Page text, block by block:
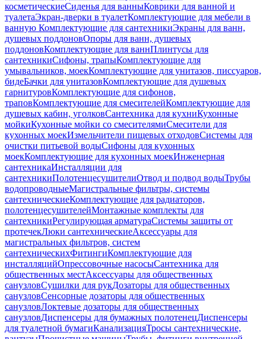
косметическиеСиденья для ванныКоврики для ванной и
туалетаЭкран-дверки в туалетКомплектующие для мебели в
ванную Комплектующие для сантехникиЭкраны для ванн,
душевых поддоновОпоры для ванн, душевых
поддоновКомплектующие для ваннПлинтусы для
сантехникиСифоны, трапыКомплектующие для
умывальников, моекКомплектующие для унитазов, писсуаров,
бидеБачки для унитазовКомплектующие для душевых
гарнитуровКомплектующие для сифонов,
траповКомплектующие для смесителейКомплектующие для
душевых кабин, уголковСантехника для кухниКухонные
мойкиКухонные мойки со смесителямиСмесители для
кухонных моекИзмельчители пищевых отходовСистемы для
очистки питьевой водыСифоны для кухонных
моекКомплектующие для кухонных моекИнженерная
сантехникаИнсталляции для
сантехникиПолотенцесушителиОтвод и подвод водыТрубы
водопроводныеМагистральные фильтры, системы
сантехническиеКомплектующие для радиаторов,
полотенцесушителейМонтажные комплекты для
сантехникиРегулирующая арматураСистемы защиты от
протечекЛюки сантехническиеАксессуары для
магистральных фильтров, систем
сантехническихФитингиКомплектующие для
инсталляцийОпрессовочные насосыСантехника для
общественных местАксессуары для общественных
санузловСушилки для рукДозаторы для общественных
санузловСенсорные дозаторы для общественных
санузловЛоктевые дозаторы для общественных
санузловДиспенсеры для бумажных полотенецДиспенсеры
для туалетной бумагиКанализацияТросы сантехнические,